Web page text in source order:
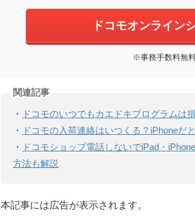
ドコモオンライン
※事務手数料無
関連記事
・
ドコモのいつでもカエドキプログラムは
・
ドコモの入荷連絡はいつくる？iPhoneだ
・
ドコモショップ電話しないでiPad・
方法も解説
本記事には広告が表示されます。